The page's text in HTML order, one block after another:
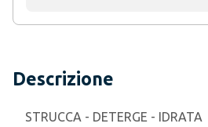
Descrizione
STRUCCA - DETERGE - IDRATA